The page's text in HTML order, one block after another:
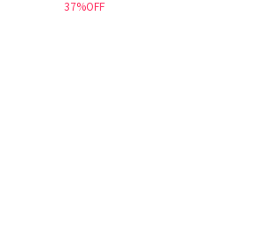
37%OFF